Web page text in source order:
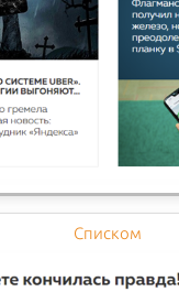
Списком
в своем
питании в том
обратить
еды.